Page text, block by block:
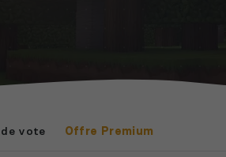
de vote Offre Premium